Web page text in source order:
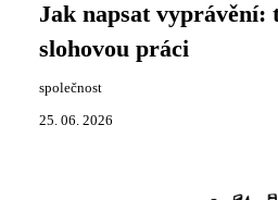
Jak napsat vyprávění:
slohovou práci
společnost
25. 06. 2026